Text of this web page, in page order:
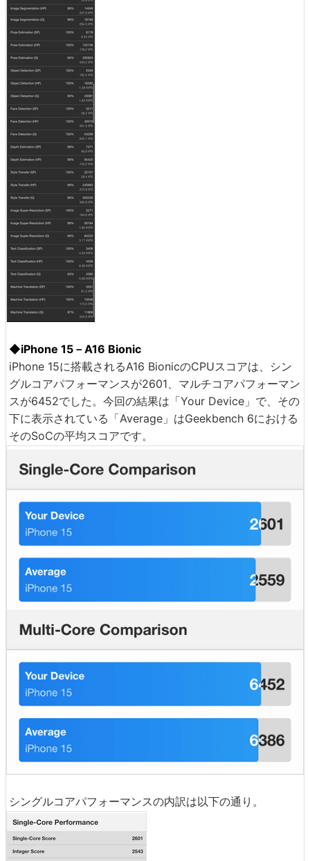
◆iPhone 15－A16 Bionic
iPhone 15に搭載されるA16 BionicのCPUスコアは、シン
グルコアパフォーマンスが2601、マルチコアパフォーマン
スが6452でした。今回の結果は「Your Device」で、その
下に表示されている「Average」はGeekbench 6における
そのSoCの平均スコアです。
シングルコアパフォーマンスの内訳は以下の通り。